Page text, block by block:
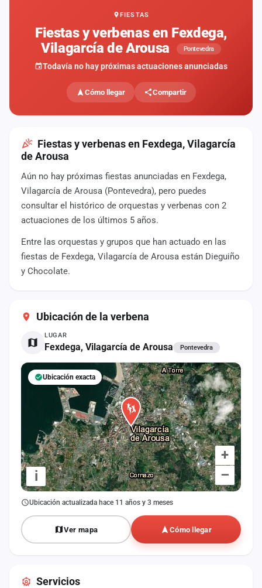
FIESTAS
Fiestas y verbenas en Fexdega,
Vilagarcía de Arousa
Pontevedra
Todavía no hay próximas actuaciones anunciadas
Cómo llegar Compartir
Fiestas y verbenas en Fexdega, Vilagarcía
de Arousa
Aún no hay próximas fiestas anunciadas en Fexdega,
Vilagarcía de Arousa (Pontevedra), pero puedes
consultar el histórico de orquestas y verbenas con 2
actuaciones de los últimos 5 años.
Entre las orquestas y grupos que han actuado en las
fiestas de Fexdega, Vilagarcía de Arousa están Dieguiño
y Chocolate.
Ubicación de la verbena
LUGAR
Fexdega, Vilagarcía de Arousa Pontevedra
+
–
i
Ubicación exacta
Ubicación actualizada hace 11 años y 3 meses
Ver mapa Cómo llegar
Servicios
fiestas
Componentes
Agencias
Rankings
Anuncios
sesión
Crear
cuenta
Contacto